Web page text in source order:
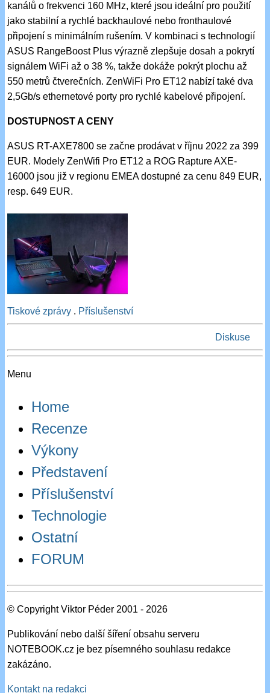
kanálů o frekvenci 160 MHz, které jsou ideální pro použití
jako stabilní a rychlé backhaulové nebo fronthaulové
připojení s minimálním rušením. V kombinaci s technologií
ASUS RangeBoost Plus výrazně zlepšuje dosah a pokrytí
signálem WiFi až o 38 %, takže dokáže pokrýt plochu až
550 metrů čtverečních. ZenWiFi Pro ET12 nabízí také dva
2,5Gb/s ethernetové porty pro rychlé kabelové připojení.
DOSTUPNOST A CENY
ASUS RT-AXE7800 se začne prodávat v říjnu 2022 za 399
EUR. Modely ZenWifi Pro ET12 a ROG Rapture AXE-
16000 jsou již v regionu EMEA dostupné za cenu 849 EUR,
resp. 649 EUR.
Tiskové zprávy . Příslušenství
Diskuse
Menu
Home
Recenze
Výkony
Představení
Příslušenství
Technologie
Ostatní
FORUM
© Copyright Viktor Péder 2001 - 2026
Publikování nebo další šíření obsahu serveru
NOTEBOOK.cz je bez písemného souhlasu redakce
zakázáno.
Kontakt na redakci